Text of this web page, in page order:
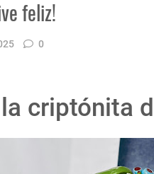
feliz!
0
criptónita